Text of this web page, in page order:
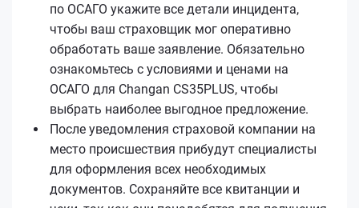
по ОСАГО укажите все детали инцидента,
чтобы ваш страховщик мог оперативно
обработать ваше заявление. Обязательно
ознакомьтесь с условиями и ценами на
ОСАГО для Changan CS35PLUS, чтобы
выбрать наиболее выгодное предложение.
После уведомления страховой компании на
место происшествия прибудут специалисты
для оформления всех необходимых
документов. Сохраняйте все квитанции и